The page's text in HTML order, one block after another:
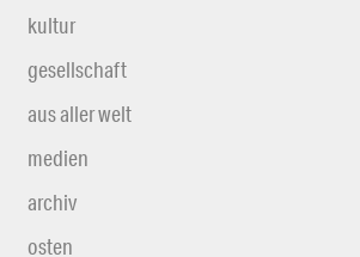
kultur
gesellschaft
aus aller welt
medien
archiv
osten